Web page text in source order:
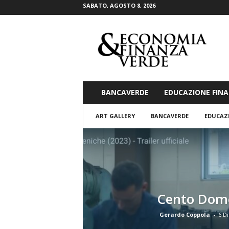
SABATO, AGOSTO 8, 2026
n
n
z
V
BANCAVERDE EDUCAZIONE
ART GALLERY BANCAVERDE
Cento
Gerardo Coppola - 6